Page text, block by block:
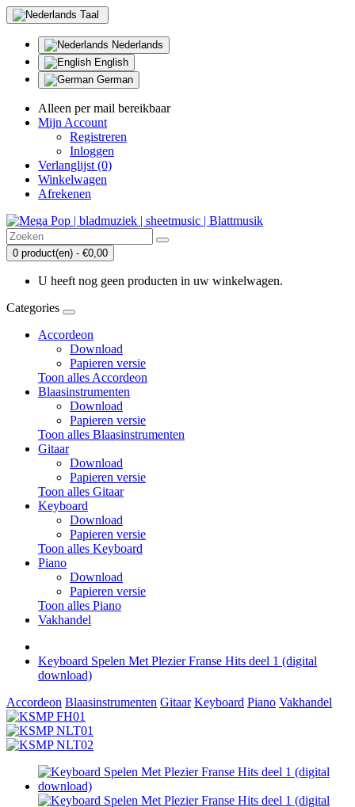
Taal
Nederlands
English
German
Alleen per mail bereikbaar
Mijn Account
Registreren
Inloggen
Verlanglijst (0)
Winkelwagen
Afrekenen
0 product(en) - €0,00
U heeft nog geen producten in uw winkelwagen.
Categories
Accordeon
Download
Papieren versie
Toon alles Accordeon
Blaasinstrumenten
Download
Papieren versie
Toon alles Blaasinstrumenten
Gitaar
Download
Papieren versie
Toon alles Gitaar
Keyboard
Download
Papieren versie
Toon alles Keyboard
Piano
Download
Papieren versie
Toon alles Piano
Vakhandel
Keyboard Spelen Met Plezier Franse Hits deel 1 (digital
download)
Accordeon Blaasinstrumenten Gitaar Keyboard Piano Vakhandel